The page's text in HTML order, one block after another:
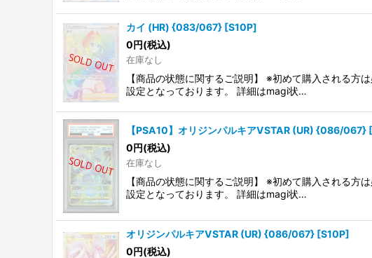
カイ (HR) {083/067} [S10P]
0円(税込)
在庫なし
【商品の状態に関するご説明】 ※初めて購入される方
設定となっております。 詳細はmagi状…
【PSA10】オリジンパルキアVSTAR (UR) {086/067}
0円(税込)
在庫なし
【商品の状態に関するご説明】 ※初めて購入される方
設定となっております。 詳細はmagi状…
オリジンパルキアVSTAR (UR) {086/067} [S10P]
0円(税込)